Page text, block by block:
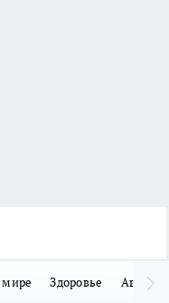
Здоровье Авто